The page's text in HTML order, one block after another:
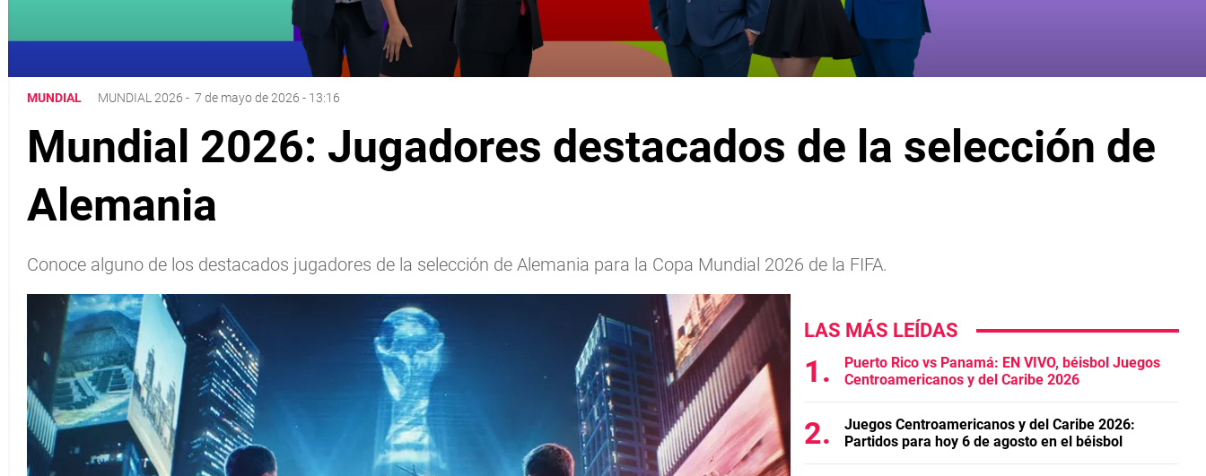
MUNDIAL MUNDIAL 2026 - 7 de mayo de 2026 - 13:16
Mundial 2026: Jugadores destacados de la selección de
Alemania
Conoce alguno de los destacados jugadores de la selección de Alemania para la Copa Mundial 2026 de la FIFA.
LAS MÁS LEÍDAS
Puerto Rico vs Panamá: EN VIVO, béisbol Juegos
Centroamericanos y del Caribe 2026
Juegos Centroamericanos y del Caribe 2026:
Partidos para hoy 6 de agosto en el béisbol